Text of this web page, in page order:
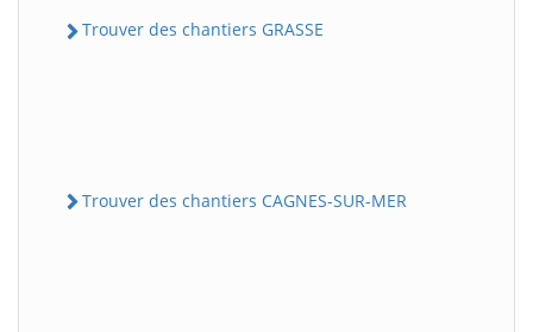
Trouver des chantiers GRASSE
Trouver des chantiers CAGNES-SUR-MER